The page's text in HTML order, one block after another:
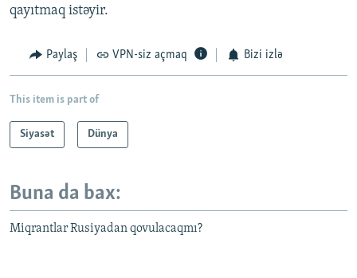
qayıtmaq istəyir.
Paylaş VPN-siz açmaq Bizi izlə
This item is part of
Siyasət Dünya
Buna da bax:
Miqrantlar Rusiyadan qovulacaqmı?